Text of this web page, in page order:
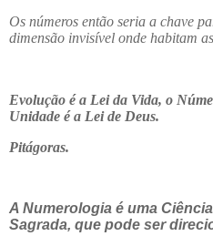
Os números então seria a chave
dimensão invisível onde habitam
Evolução é a Lei da Vida, o
Unidade é a Lei de Deus.
Pitágoras.
A Numerologia é uma
Sagrada, que pode ser